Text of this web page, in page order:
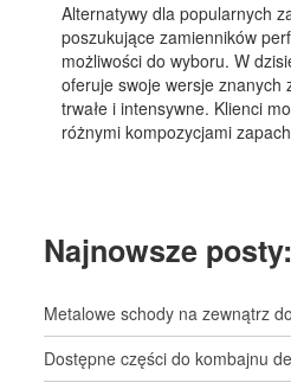
Alternatywy dla popularnych
poszukujące zamienników
możliwości do wyboru. W
oferuje swoje wersje znanych
trwałe i intensywne. Klienci
różnymi kompozycjami
Najnowsze posty:
Metalowe schody na zewnątrz
Dostępne części do kombajnu